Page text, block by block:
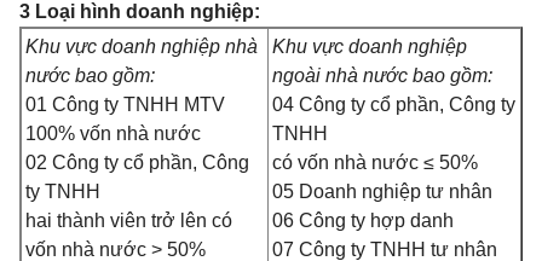
3 Loại hình doanh nghiệp:
Khu vực doanh nghiệp nhà
nước bao gồm:
01 Công ty TNHH MTV
100% vốn nhà nước
02 Công ty cổ phần, Công
ty TNHH
hai thành viên trở lên có
vốn nhà nước > 50%
Khu vực doanh nghiệp
ngoài nhà nước bao gồm:
04 Công ty cổ phần, Công ty
TNHH
có vốn nhà nước ≤ 50%
05 Doanh nghiệp tư nhân
06 Công ty hợp danh
07 Công ty TNHH tư nhân